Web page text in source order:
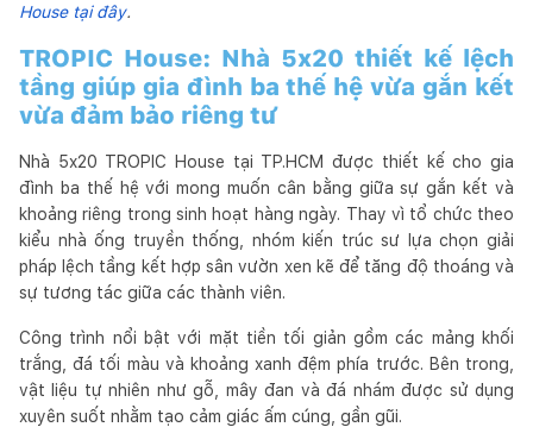
House tại đây.
TROPIC House: Nhà 5x20 thiết kế lệch
tầng giúp gia đình ba thế hệ vừa gắn kết
vừa đảm bảo riêng tư
Nhà 5x20 TROPIC House tại TP.HCM được thiết kế cho gia
đình ba thế hệ với mong muốn cân bằng giữa sự gắn kết và
khoảng riêng trong sinh hoạt hàng ngày. Thay vì tổ chức theo
kiểu nhà ống truyền thống, nhóm kiến trúc sư lựa chọn giải
pháp lệch tầng kết hợp sân vườn xen kẽ để tăng độ thoáng và
sự tương tác giữa các thành viên.
Công trình nổi bật với mặt tiền tối giản gồm các mảng khối
trắng, đá tối màu và khoảng xanh đệm phía trước. Bên trong,
vật liệu tự nhiên như gỗ, mây đan và đá nhám được sử dụng
xuyên suốt nhằm tạo cảm giác ấm cúng, gần gũi.